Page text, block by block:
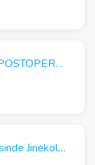
SPİNAL CERRAHİDE POSTOPERATİF AĞRI YÖNETİMİ
SARS-CoV-2 Pandemisinde Jinekolojik Onkoloji Ameliyatları Ertelenmeli mi?